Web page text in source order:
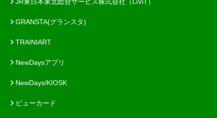
GRANSTA(グランスタ)
TRAINIART
NewDaysアプリ
NewDays/KIOSK
ビューカード